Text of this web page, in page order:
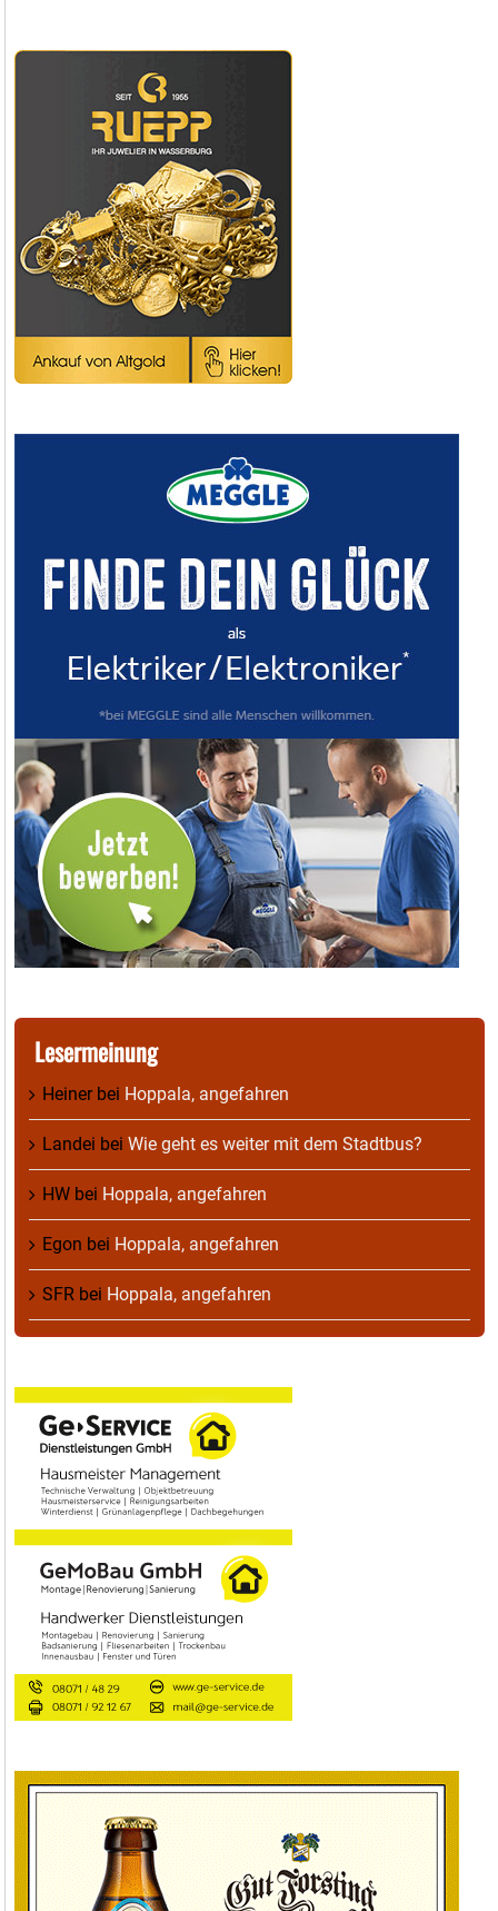
Lesermeinung
Heinerbei Hoppala, angefahren
Landei bei Wie geht es weiter mit dem Stadtbus?
HW bei Hoppala, angefahren
Egon bei Hoppala, angefahren
SFR bei Hoppala, angefahren